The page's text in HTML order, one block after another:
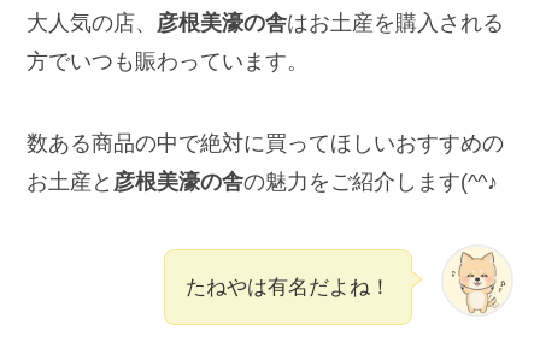
大人気の店、 彦根美濠の舎はお土産を購入される
方でいつも賑わっています。
数ある商品の中で絶対に買ってほしいおすすめの
お土産と 彦根美濠の舎の魅力をご紹介します(^^♪
たねやは有名だよね！